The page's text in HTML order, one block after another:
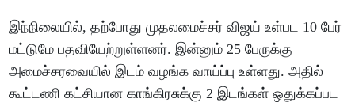
இந்நிலையில், தற்போது முதலமைச்சர் விஜய் உள்பட 10 பேர்
மட்டுமே பதவியேற்றுள்ளனர். இன்னும் 25 பேருக்கு
அமைச்சரவையில் இடம் வழங்க வாய்ப்பு உள்ளது. அதில்
கூட்டணி கட்சியான காங்கிரசுக்கு 2 இடங்கள் ஒதுக்கப்பட